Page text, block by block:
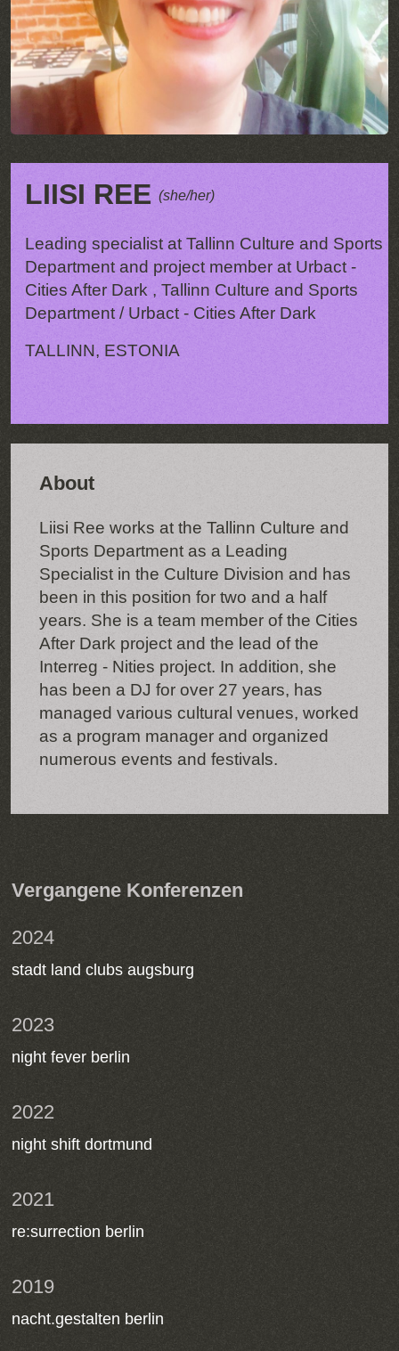
LIISI REE (she/her)
Leading specialist at Tallinn Culture and Sports
Department and project member at Urbact -
Cities After Dark , Tallinn Culture and Sports
Department / Urbact - Cities After Dark
TALLINN, ESTONIA
About
Liisi Ree works at the Tallinn Culture and
Sports Department as a Leading
Specialist in the Culture Division and has
been in this position for two and a half
years. She is a team member of the Cities
After Dark project and the lead of the
Interreg - Nities project. In addition, she
has been a DJ for over 27 years, has
managed various cultural venues, worked
as a program manager and organized
numerous events and festivals.
Vergangene Konferenzen
2024
stadt land clubs augsburg
2023
night fever berlin
2022
night shift dortmund
2021
re:surrection berlin
2019
nacht.gestalten berlin